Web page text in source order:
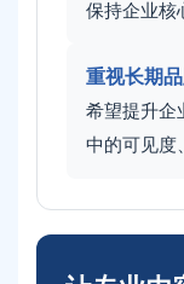
保持企业核
重视长期
希望提升企
中的可见度